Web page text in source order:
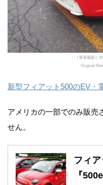
［筆者撮影］
Original
新型フィアット500のEV・
アメリカの一部でのみ販売
せん。
フィ
『